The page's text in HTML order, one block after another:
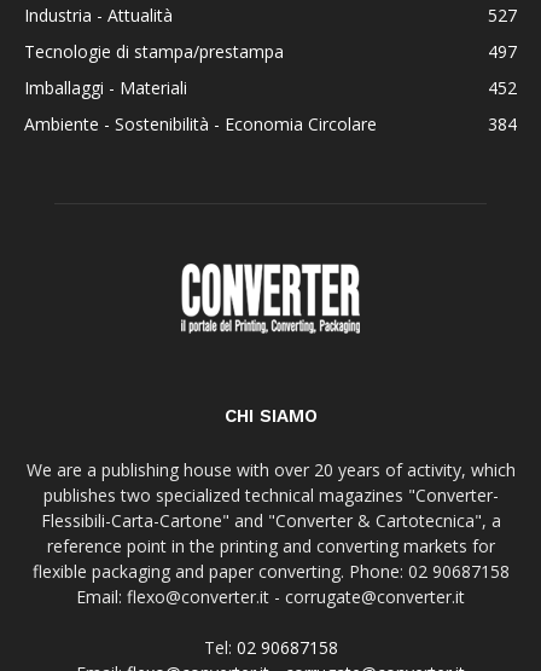
Industria - Attualità
527
Tecnologie di stampa/prestampa
497
Imballaggi - Materiali
452
Ambiente - Sostenibilità - Economia Circolare
384
CHI SIAMO
We are a publishing house with over 20 years of activity, which
publishes two specialized technical magazines "Converter-
Flessibili-Carta-Cartone" and "Converter & Cartotecnica", a
reference point in the printing and converting markets for
flexible packaging and paper converting. Phone: 02 90687158
Email: flexo@converter.it - corrugate@converter.it
Tel: 02 90687158